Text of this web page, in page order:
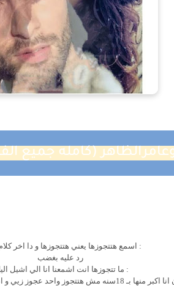
(كامله جميع
: اسمع هتتجوزها يعني هتتجوزها و دا اخر
رد عليه بغضب
: ما تتجوزها انت اشمعنا انا الي اشيل
مش هتتجوز واحد عجوز زيي و انا مراضش اظلمها معاي